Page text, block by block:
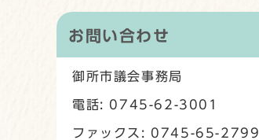
お問い合わせ
御所市議会事務局
電話: 0745-62-3001
ファックス: 0745-65-2799